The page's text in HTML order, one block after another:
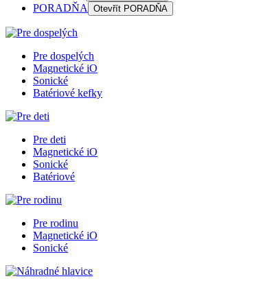
PORADŇA Otevřít PORADŇA
Pre dospelých
Magnetické iO
Sonické
Batériové kefky
Pre deti
Magnetické iO
Sonické
Batériové
Pre rodinu
Magnetické iO
Sonické